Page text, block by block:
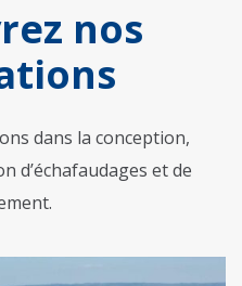
nos
dans la conception,
d’échafaudages et de